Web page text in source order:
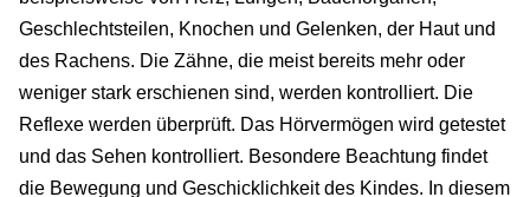
Geschlechtsteilen, Knochen und Gelenken, der Haut und
des Rachens. Die Zähne, die meist bereits mehr oder
weniger stark erschienen sind, werden kontrolliert. Die
Reflexe werden überprüft. Das Hörvermögen wird getestet
und das Sehen kontrolliert. Besondere Beachtung findet
die Bewegung und Geschicklichkeit des Kindes. In diesem